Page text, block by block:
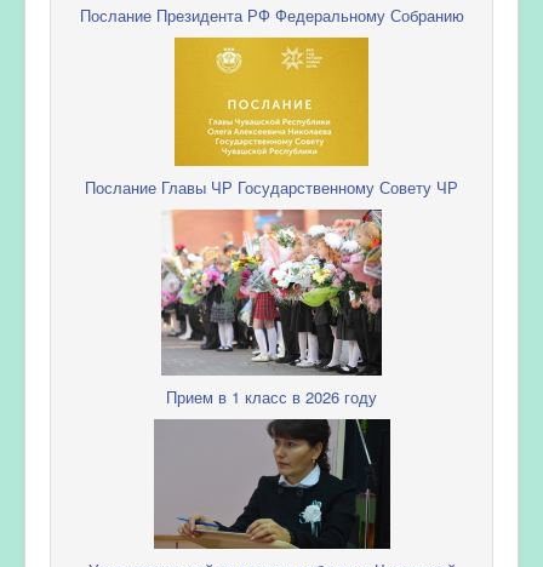
Послание Президента РФ Федеральному Собранию
Послание Главы ЧР Государственному Совету ЧР
Прием в 1 класс в 2026 году